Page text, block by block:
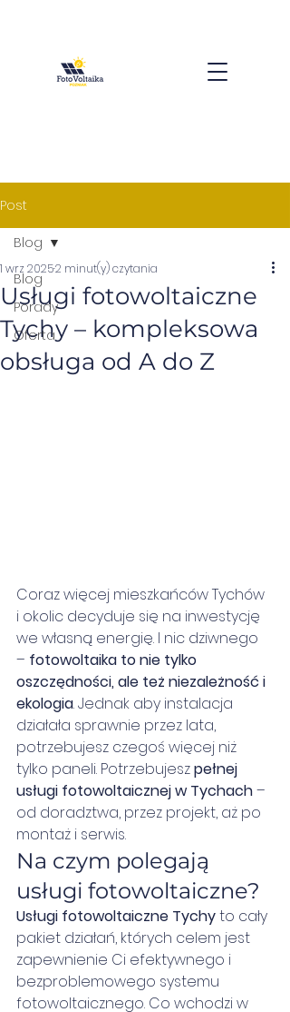
Post
Blog
Porady
Oferta
Blog
Usługi fotowoltaiczne
Tychy – kompleksowa
obsługa od A do Z
1 wrz 20252 minut(y) czytania
Coraz więcej mieszkańców Tychów
i okolic decyduje się na inwestycję
we własną energię. I nic dziwnego
– fotowoltaika to nie tylko
oszczędności, ale też niezależność i
ekologia. Jednak aby instalacja
działała sprawnie przez lata,
potrzebujesz czegoś więcej niż
tylko paneli. Potrzebujesz pełnej
usługi fotowoltaicznej w Tychach –
od doradztwa, przez projekt, aż po
montaż i serwis.
Na czym polegają
usługi fotowoltaiczne?
Usługi fotowoltaiczne Tychy to cały
pakiet działań, których celem jest
zapewnienie Ci efektywnego i
bezproblemowego systemu
fotowoltaicznego. Co wchodzi w